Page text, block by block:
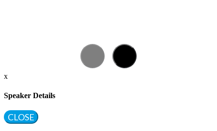
x
Speaker Details
CLOSE